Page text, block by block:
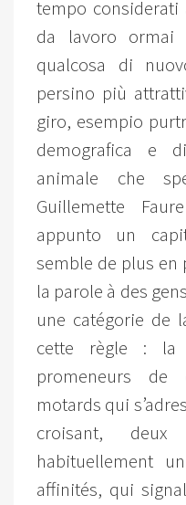
tempo
da lavoro ormai
qualcosa di
persino più
giro, esempio
demografica e
animale che
Guillemette
appunto un
semble de plus en
la parole à des
une catégorie de
cette règle : la
promeneurs de
motards qui
croisant, deux
habituellement
affinités, qui